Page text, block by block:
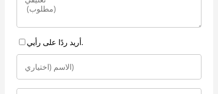
أريد ردًا على رأيي.